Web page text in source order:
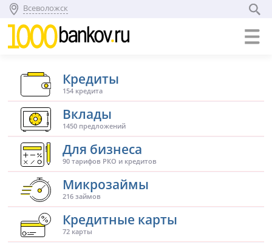
Всеволожск
Кредиты
154 кредита
Вклады
1450 предложений
Для бизнеса
90 тарифов РКО и кредитов
Микрозаймы
216 займов
Кредитные карты
72 карты